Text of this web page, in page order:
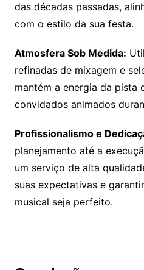
das décadas passadas,
com o estilo da sua festa.
Atmosfera Sob Medida:
refinadas de mixagem e
mantém a energia da pista
convidados animados
Profissionalismo e
planejamento até a
um serviço de alta
suas expectativas e
musical seja perfeito.